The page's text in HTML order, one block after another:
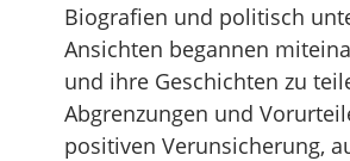
Biografien und politisch
Ansichten begannen
und ihre Geschichten zu
Abgrenzungen und
positiven Verunsicherung,